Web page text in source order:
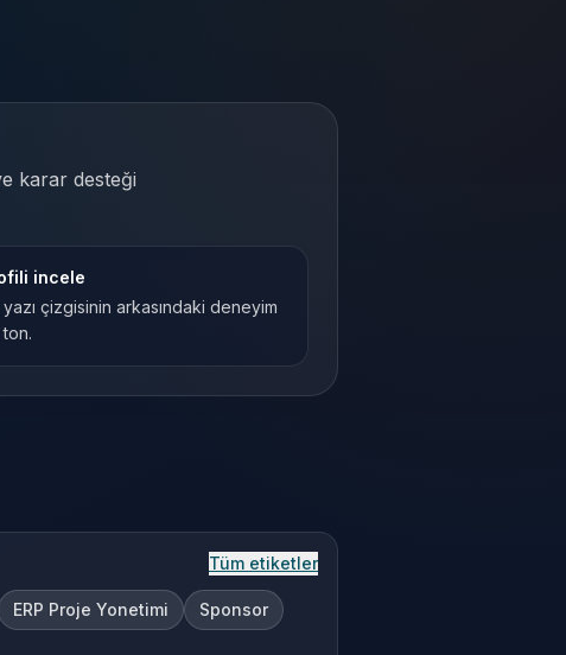
karar desteği
incele
yazı çizgisinin arkasındaki deneyim
Tüm etiketler
ERP Proje Yonetimi
Sponsor